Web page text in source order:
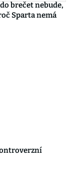
brečet nebude,
Sparta nemá